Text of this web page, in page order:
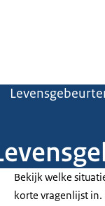
Bekijk welke
korte vragenlijst in.